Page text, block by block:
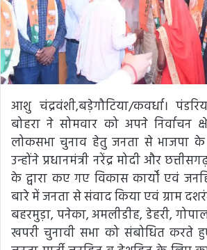
आशु चंद्रवंशी,बड़ेगौटिया/कवर्धा।
बोहरा ने सोमवार को अपने निर्वाचन
लोकसभा चुनाव हेतु जनता से भाजपा के
उन्होंने प्रधानमंत्री नरेंद्र मोदी और
के द्वारा कए गए विकास कार्यों एवं
बारे में जनता से संवाद किया एवं ग्राम
बहरमुड़ा, पनेका, अमलीडीह, डेहरी,
खपरी चुनावी सभा को संबोधित करते